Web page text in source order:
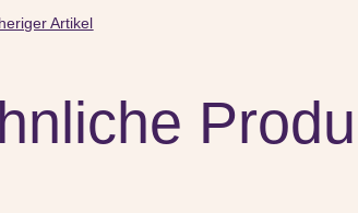
Artikel